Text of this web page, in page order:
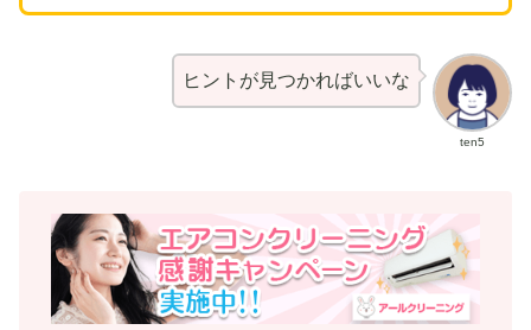
ten5
ヒントが見つかればいいな